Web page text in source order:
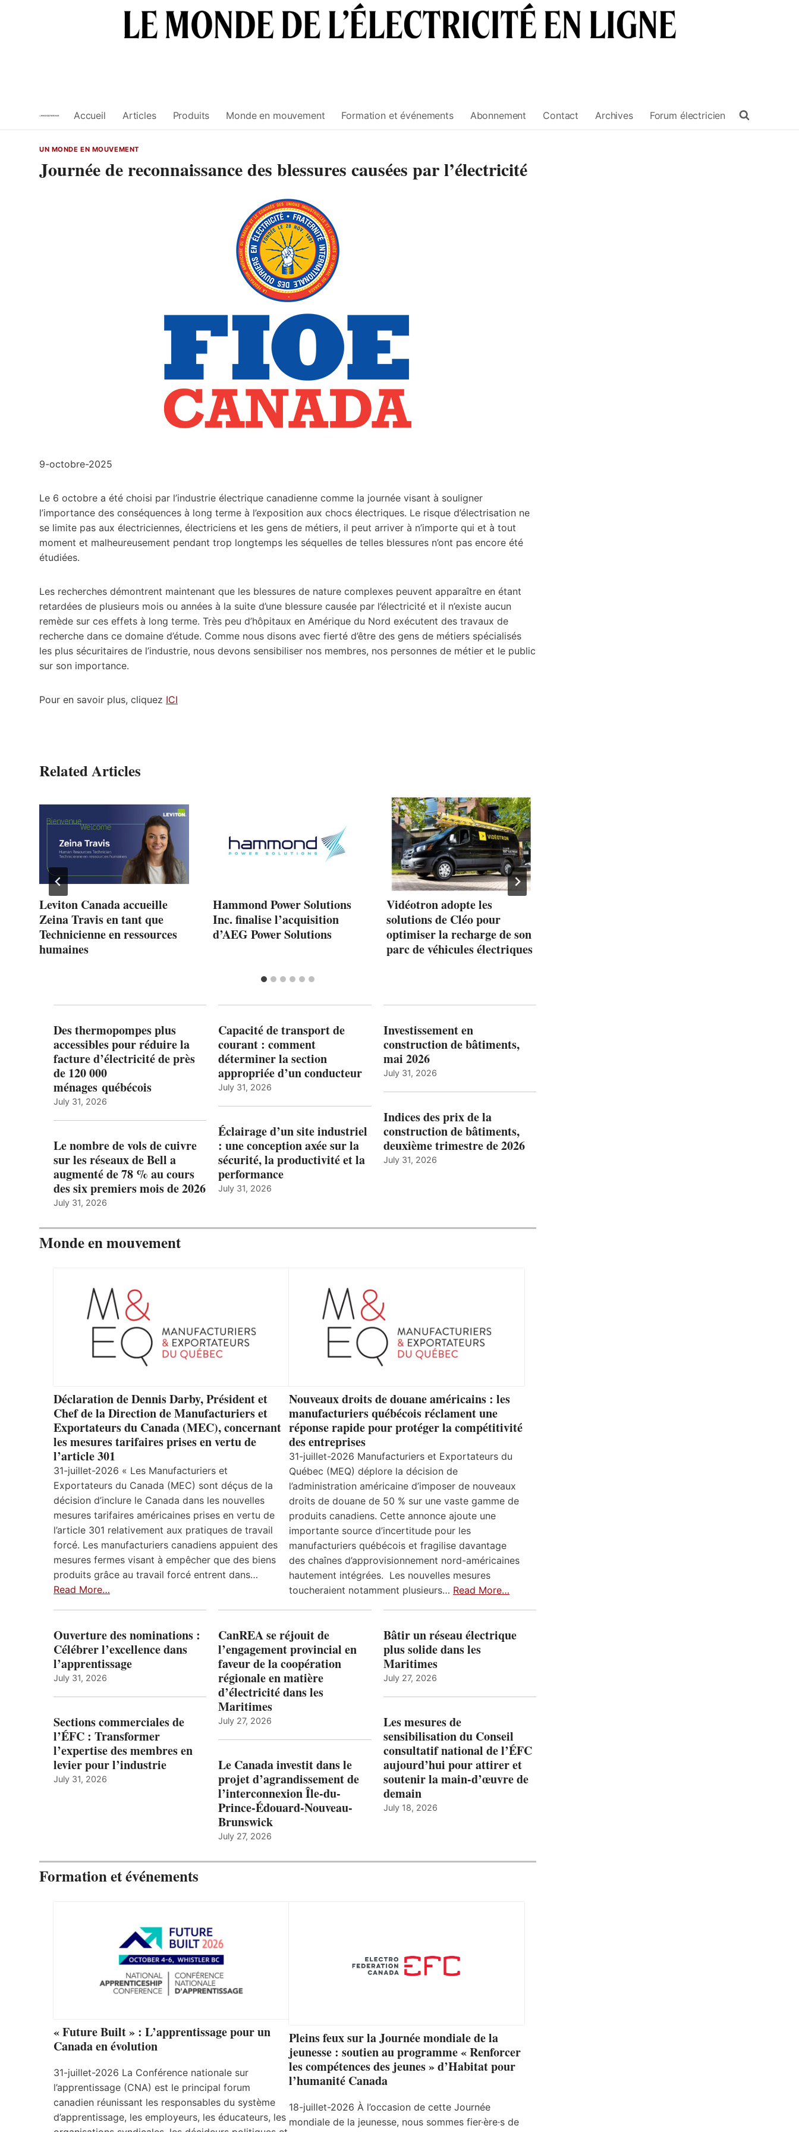
Accueil Articles Produits Monde en mouvement Formation et événements Abonnement Contact Archives Forum électricien
UN MONDE EN MOUVEMENT
Journée de reconnaissance des blessures causées par l’électricité
9-octobre-2025
Le 6 octobre a été choisi par l’industrie électrique canadienne comme la journée visant à souligner
l’importance des conséquences à long terme à l’exposition aux chocs électriques. Le risque d’électrisation ne
se limite pas aux électriciennes, électriciens et les gens de métiers, il peut arriver à n’importe qui et à tout
moment et malheureusement pendant trop longtemps les séquelles de telles blessures n’ont pas encore été
étudiées.
Les recherches démontrent maintenant que les blessures de nature complexes peuvent apparaître en étant
retardées de plusieurs mois ou années à la suite d’une blessure causée par l’électricité et il n’existe aucun
remède sur ces effets à long terme. Très peu d’hôpitaux en Amérique du Nord exécutent des travaux de
recherche dans ce domaine d’étude. Comme nous disons avec fierté d’être des gens de métiers spécialisés
les plus sécuritaires de l’industrie, nous devons sensibiliser nos membres, nos personnes de métier et le public
sur son importance.
Pour en savoir plus, cliquez ICI
Related Articles
Leviton Canada accueille
Zeina Travis en tant que
Technicienne en ressources
humaines
Hammond Power Solutions
Inc. finalise l’acquisition
d’AEG Power Solutions
Vidéotron adopte les
solutions de Cléo pour
optimiser la recharge de son
parc de véhicules électriques
Des thermopompes plus
accessibles pour réduire la
facture d’électricité de près
de 120 000
ménages québécois
July 31, 2026
Le nombre de vols de cuivre
sur les réseaux de Bell a
augmenté de 78 % au cours
des six premiers mois de 2026
July 31, 2026
Capacité de transport de
courant : comment
déterminer la section
appropriée d’un conducteur
July 31, 2026
Éclairage d’un site industriel
: une conception axée sur la
sécurité, la productivité et la
performance
July 31, 2026
Investissement en
construction de bâtiments,
mai 2026
July 31, 2026
Indices des prix de la
construction de bâtiments,
deuxième trimestre de 2026
July 31, 2026
Monde en mouvement
Déclaration de Dennis Darby, Président et
Chef de la Direction de Manufacturiers et
Exportateurs du Canada (MEC), concernant
les mesures tarifaires prises en vertu de
l’article 301
31-juillet-2026 « Les Manufacturiers et
Exportateurs du Canada (MEC) sont déçus de la
décision d’inclure le Canada dans les nouvelles
mesures tarifaires américaines prises en vertu de
l’article 301 relativement aux pratiques de travail
forcé. Les manufacturiers canadiens appuient des
mesures fermes visant à empêcher que des biens
produits grâce au travail forcé entrent dans…
Read More…
Nouveaux droits de douane américains : les
manufacturiers québécois réclament une
réponse rapide pour protéger la compétitivité
des entreprises
31-juillet-2026 Manufacturiers et Exportateurs du
Québec (MEQ) déplore la décision de
l’administration américaine d’imposer de nouveaux
droits de douane de 50 % sur une vaste gamme de
produits canadiens. Cette annonce ajoute une
importante source d’incertitude pour les
manufacturiers québécois et fragilise davantage
des chaînes d’approvisionnement nord-américaines
hautement intégrées. Les nouvelles mesures
toucheraient notamment plusieurs… Read More…
Ouverture des nominations :
Célébrer l’excellence dans
l’apprentissage
July 31, 2026
Sections commerciales de
l’ÉFC : Transformer
l’expertise des membres en
levier pour l’industrie
July 31, 2026
CanREA se réjouit de
l’engagement provincial en
faveur de la coopération
régionale en matière
d’électricité dans les
Maritimes
July 27, 2026
Le Canada investit dans le
projet d’agrandissement de
l’interconnexion Île-du-
Prince-Édouard-Nouveau-
Brunswick
July 27, 2026
Bâtir un réseau électrique
plus solide dans les
Maritimes
July 27, 2026
Les mesures de
sensibilisation du Conseil
consultatif national de l’ÉFC
aujourd’hui pour attirer et
soutenir la main-d’œuvre de
demain
July 18, 2026
Formation et événements
« Future Built » : L’apprentissage pour un
Canada en évolution
31-juillet-2026 La Conférence nationale sur
l’apprentissage (CNA) est le principal forum
canadien réunissant les responsables du système
d’apprentissage, les employeurs, les éducateurs, les
Pleins feux sur la Journée mondiale de la
jeunesse : soutien au programme « Renforcer
les compétences des jeunes » d’Habitat pour
l’humanité Canada
18-juillet-2026 À l’occasion de cette Journée
mondiale de la jeunesse, nous sommes fier·ère·s de